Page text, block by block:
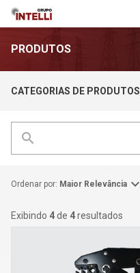
Institucional
Produtos
Soluções
Trabalhe Conosco
PRODUTOS
CATEGORIAS DE PRODUTOS
search
Exibindo 4de 4resultados
Ordenar por: Maior Relevância expand_more